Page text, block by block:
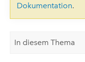
Dokumentation.
In diesem Thema